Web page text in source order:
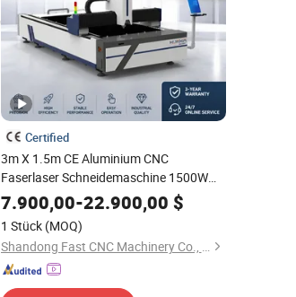
Certified
3m X 1.5m CE Aluminium CNC
Faserlaser Schneidemaschine 1500W
2000W 3000W 6000W 12000W
Faserlaser Metall Schneidemaschine für
Kohlenstoffstahl, Edelstahl, Aluminium,
Kupfer
7.900,00-22.900,00 $
1 Stück (MOQ)
Shandong Fast CNC Machinery Co., Ltd